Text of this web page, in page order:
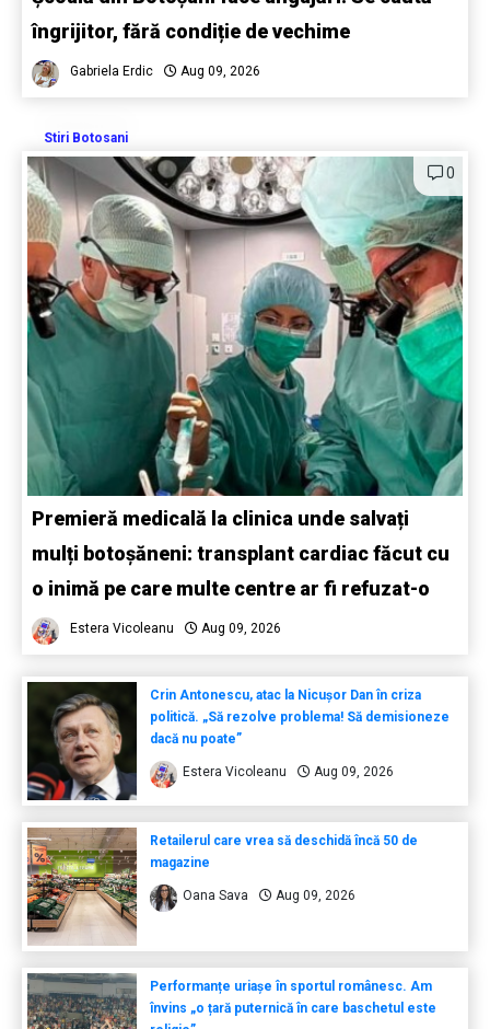
îngrijitor, fără condiție de vechime
Gabriela Erdic Aug 09, 2026
Stiri Botosani
0
Premieră medicală la clinica unde salvați
mulți botoșăneni: transplant cardiac făcut cu
o inimă pe care multe centre ar fi refuzat-o
Estera Vicoleanu Aug 09, 2026
Crin Antonescu, atac la Nicușor Dan în criza
politică. „Să rezolve problema! Să demisioneze
dacă nu poate”
Estera Vicoleanu Aug 09, 2026
Retailerul care vrea să deschidă încă 50 de
magazine
Oana Sava Aug 09, 2026
Performanțe uriașe în sportul românesc. Am
învins „o țară puternică în care baschetul este